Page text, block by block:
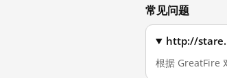
常见问题
http://
根据 GreatFire